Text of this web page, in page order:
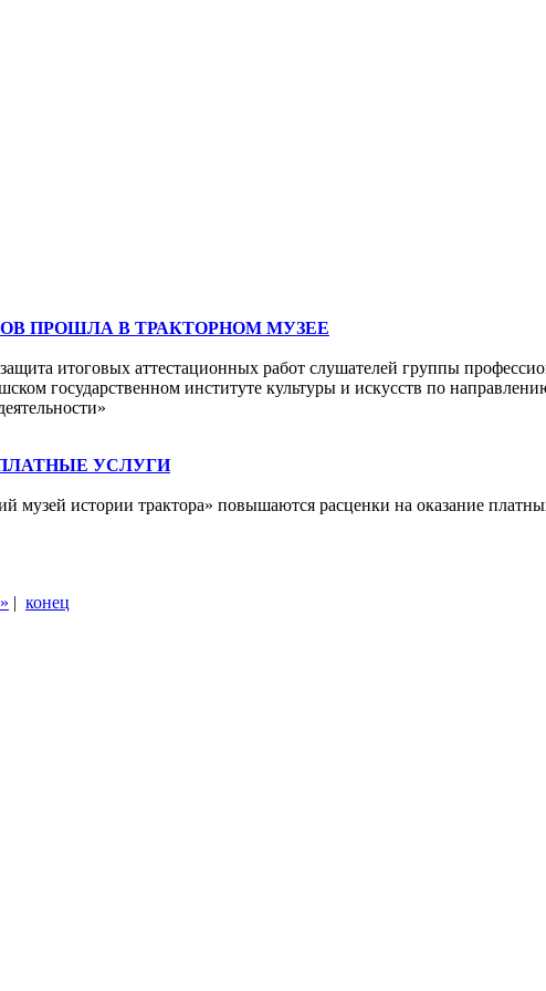
ПРОШЛА В ТРАКТОРНОМ МУЗЕЕ
итоговых аттестационных работ слушателей группы
государственном институте культуры и искусств по
УСЛУГИ
музей истории трактора» повышаются расценки на оказание
» | конец